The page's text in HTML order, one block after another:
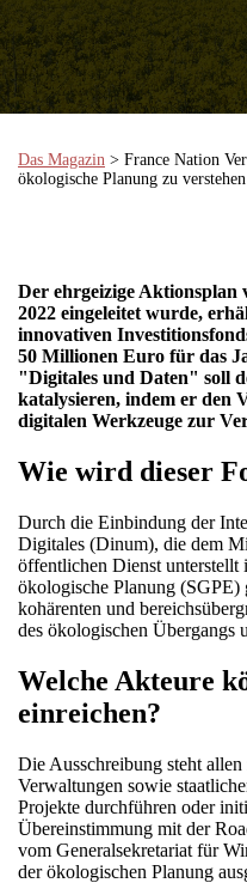
Das Magazin > France Nation
ökologische Planung zu verstehen
Der ehrgeizige Aktionsplan
2022 eingeleitet wurde,
innovativen
50 Millionen Euro für das
"Digitales und Daten" soll
katalysieren, indem er den
digitalen Werkzeuge zur
Wie wird dieser
Durch die Einbindung der
Digitales (Dinum), die dem
öffentlichen Dienst unterstellt
ökologische Planung (SGPE)
kohärenten und
des ökologischen Übergangs
Welche Akteure
einreichen?
Die Ausschreibung steht
Verwaltungen sowie
Projekte durchführen oder
Übereinstimmung mit der
vom Generalsekretariat für
der ökologischen Planung